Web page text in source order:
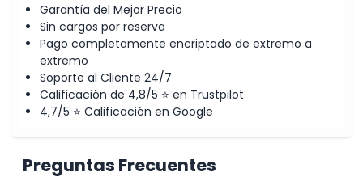
Garantía del Mejor Precio
Sin cargos por reserva
Pago completamente encriptado de extremo a
extremo
Soporte al Cliente 24/7
Calificación de 4,8/5 ⭐ en Trustpilot
4,7/5 ⭐ Calificación en Google
Preguntas Frecuentes